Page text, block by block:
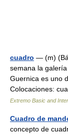
cuadro — (m)
semana la
Guernica es uno
Colocaciones:
Extremo Basic and
Cuadro de
concepto de